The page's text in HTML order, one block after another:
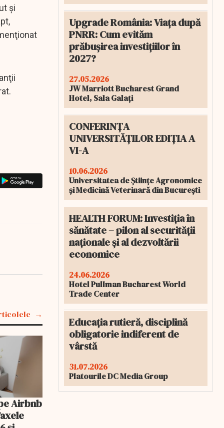
şi
Airbnb
Upgrade România: Viața după
PNRR: Cum evităm
prăbușirea investițiilor în
2027?
27.05.2026
JW Marriott Bucharest Grand
Hotel, Sala Galați
CONFERINȚA
UNIVERSITĂȚILOR EDIȚIA A
VI-A
10.06.2026
Universitatea de Științe Agronomice
și Medicină Veterinară din București
HEALTH FORUM: Investiția în
sănătate – pilon al securității
naționale și al dezvoltării
economice
24.06.2026
Hotel Pullman Bucharest World
Trade Center
Educația rutieră, disciplină
obligatorie indiferent de
vârstă
31.07.2026
Platourile DC Media Group